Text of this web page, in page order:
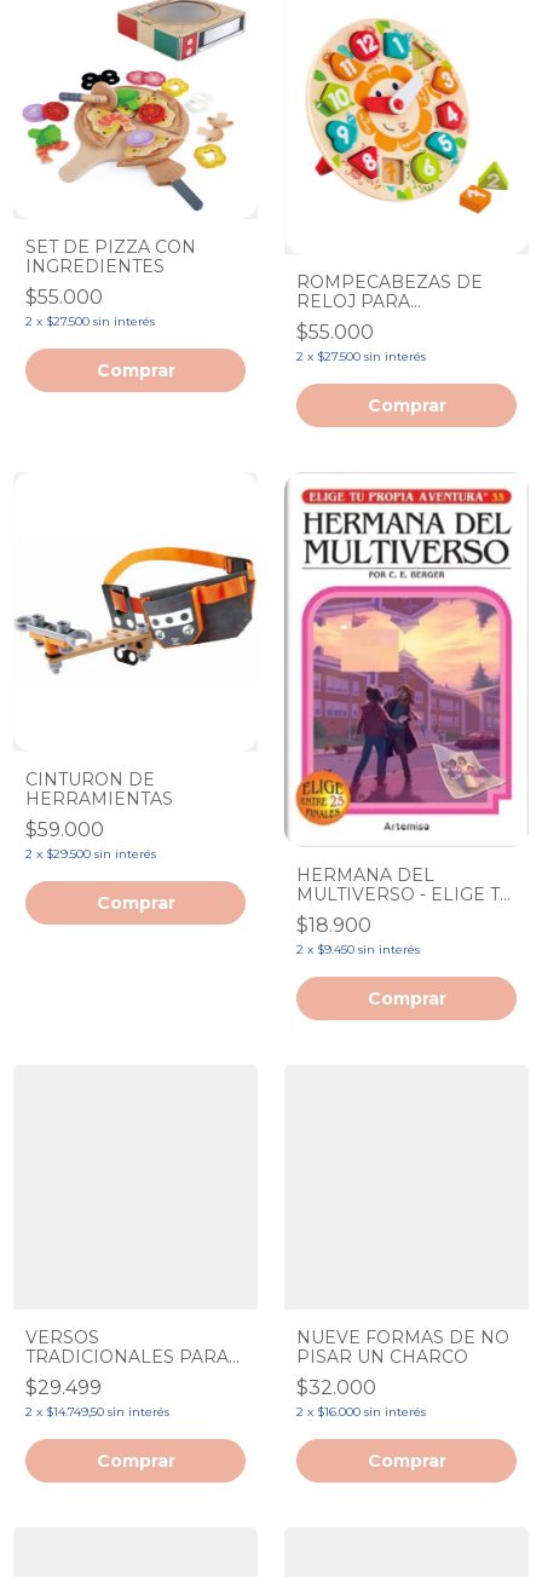
SET DE PIZZA CON
INGREDIENTES
$55.000
2 x $27.500 sin interés
ROMPECABEZAS DE
RELOJ PARA
APRENDER LA HORA
$55.000
2 x $27.500 sin interés
CINTURON DE
HERRAMIENTAS
$59.000
2 x $29.500 sin interés
HERMANA DEL
MULTIVERSO - ELIGE TU
PROPIA AVENTURA 33
$18.900
2 x $9.450 sin interés
VERSOS
TRADICIONALES PARA
CEBOLLITAS - MARIA
ELENA WALSH
$29.499
2 x $14.749,50 sin interés
NUEVE FORMAS DE NO
PISAR UN CHARCO
$32.000
2 x $16.000 sin interés